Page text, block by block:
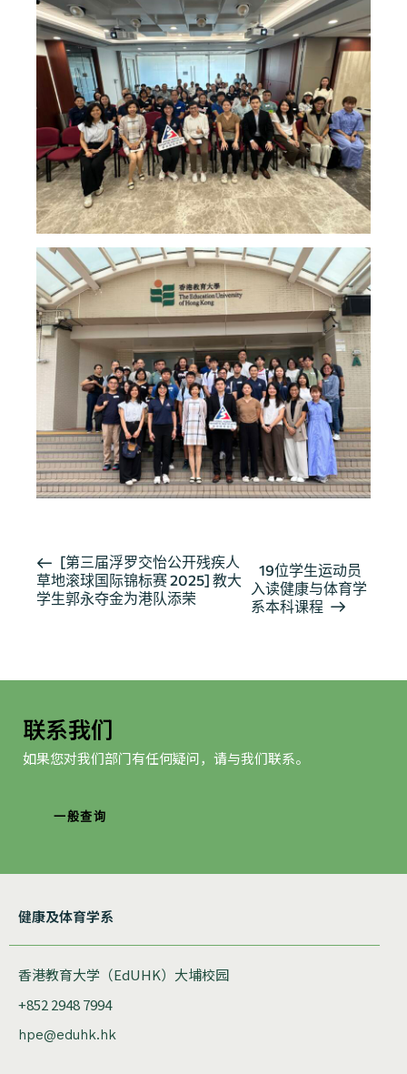
活
动
导
[第三届浮罗交怡公开残疾人
草地滚球国际锦标赛 2025] 教大
学生郭永夺金为港队添荣
19位学生运动员
入读健康与体育学
系本科课程
联系我们
如果您对我们部门有任何疑问，请与我们联系。
一般查询
健康及体育学系
香港教育大学（EdUHK）大埔校园
+852 2948 7994
hpe@eduhk.hk